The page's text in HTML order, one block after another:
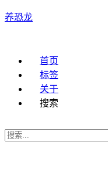
养恐龙
首页
标签
关于
搜索